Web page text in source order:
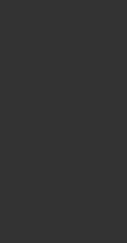
GLOW